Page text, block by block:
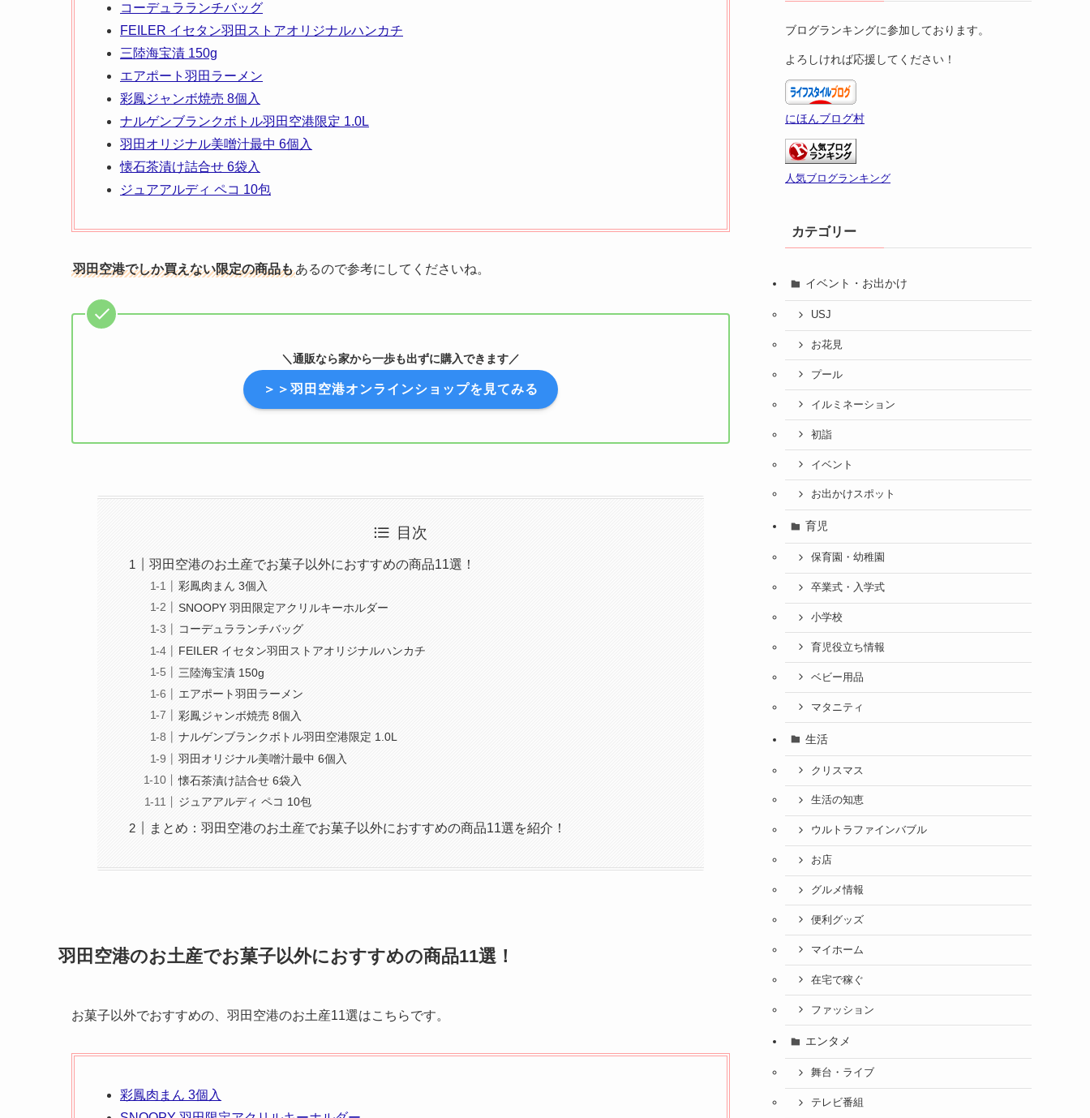
コーデュラランチバッグ
FEILER イセタン羽田ストアオリジナルハンカチ
三陸海宝漬 150g
エアポート羽田ラーメン
彩鳳ジャンボ焼売 8個入
ナルゲンブランクボトル羽田空港限定 1.0L
羽田オリジナル美噌汁最中 6個入
懐石茶漬け詰合せ 6袋入
ジュアアルディ ペコ 10包
羽田空港でしか買えない限定の商品もあるので参考にしてくださいね。
＼通販なら家から一歩も出ずに購入できます／
＞＞羽田空港オンラインショップを見てみる
目次
羽田空港のお土産でお菓子以外におすすめの商品11選！
彩鳳肉まん 3個入
SNOOPY 羽田限定アクリルキーホルダー
コーデュラランチバッグ
FEILER イセタン羽田ストアオリジナルハンカチ
三陸海宝漬 150g
エアポート羽田ラーメン
彩鳳ジャンボ焼売 8個入
ナルゲンブランクボトル羽田空港限定 1.0L
羽田オリジナル美噌汁最中 6個入
懐石茶漬け詰合せ 6袋入
ジュアアルディ ペコ 10包
まとめ：羽田空港のお土産でお菓子以外におすすめの商品11選を紹介！
羽田空港のお土産でお菓子以外におすすめの商品11選！
お菓子以外でおすすめの、羽田空港のお土産11選はこちらです。
彩鳳肉まん 3個入
ブログランキングに参加しております。
よろしければ応援してください！
にほんブログ村
人気ブログランキング
カテゴリー
イベント・お出かけ
USJ
お花見
プール
イルミネーション
初詣
イベント
お出かけスポット
育児
保育園・幼稚園
卒業式・入学式
小学校
育児役立ち情報
ベビー用品
マタニティ
生活
クリスマス
生活の知恵
ウルトラファインバブル
お店
グルメ情報
便利グッズ
マイホーム
在宅で稼ぐ
ファッション
エンタメ
舞台・ライブ
テレビ番組